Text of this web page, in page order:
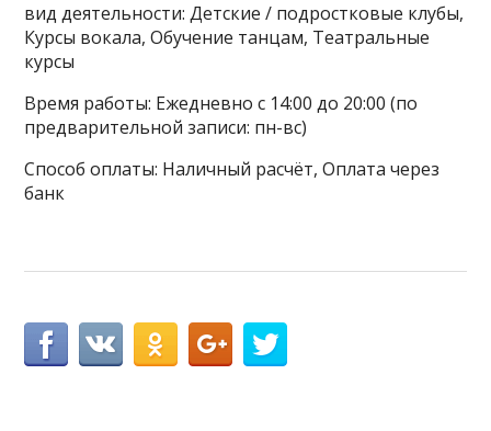
вид деятельности: Детские / подростковые клубы,
Курсы вокала, Обучение танцам, Театральные
курсы
Время работы: Ежедневно с 14:00 до 20:00 (по
предварительной записи: пн-вс)
Способ оплаты: Наличный расчёт, Оплата через
банк